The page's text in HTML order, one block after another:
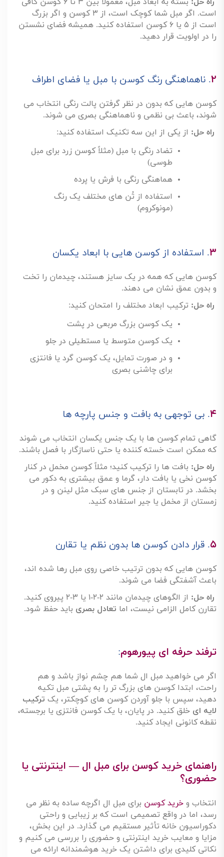
۱. استفاده بیش از حد از کوسن
بی نظم ایجاد می کند، بلکه فضای نشیمن را نیز محدود می
کند.
راه حل : بسته به ابعاد مبل، معمولاً بین۳ تا ۶ کوسن کافی
است. اگر مبل شما کوچک است، از ۳کوسن و اگر بزرگ
است از
کوسن استفاده کنید. همیشه فضای نشستن
را در اولویت قرار دهید .
ناهماهنگی رنگ کوسن با مبل یا فضای اطراف
کوسن هایی که بدون در نظر گرفتن پالت رنگی انتخاب می
شوند، باعث بی نظمی و ناهماهنگی بصری می شوند
تضاد رنگی با مبل (مثلاً کوسن زرد برای مبل
طوسی)
هماهنگی رنگی با فرش یا پرده
استفاده از تُن های مختلف یک رنگ
(مونوکروم)
استفاده از کوسن هایی با ابعاد یکسان
کوسن هایی که همه در یک سایز هستند، چیدمان را تخت
یک کوسن بزرگ مربعی در پشت
یک کوسن متوسط یا مستطیلی در جلو
و در صورت تمایل، یک کوسن گرد یا فانتزی
برای چاشنی بصری
که ممکن است خسته کننده یا حتی ناسازگار با فصل باشند
راه حل : بافت ها را ترکیب کنید؛ مثلاً کوسن مخمل در کنار
کوسن نخی یا بافت دار، گرما و عمق بیشتری به دکور می
بخشد. در تابستان از جنس های سبک مثل لینن و در
زمستان از مخمل یا جیر استفاده کنید.
باعث آشفتگی فضا می شوند.
راه حل : از الگوهای چیدمان مانند۲-۲-۱ یا۳-۲ پیروی کنید.
تقارن کامل الزامی نیست، اما تعادل بصریباید حفظ شود.
اگر می خواهید مبل ال شما هم چشم نواز باشد و هم
راحت، ابتدا کوسن های بزرگ تر را به پشتی مبل تکیه
دهید، سپس با جلو آوردن کوسن های کوچکتر، یکترکیب
لایه ای خلق کنید. در پایان، با یک کوسن فانتزی یا برجسته،
نقطه کانونی ایجاد کنید .